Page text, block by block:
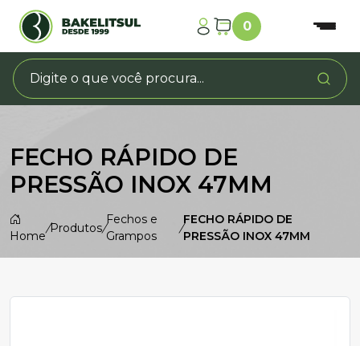
0
FECHO RÁPIDO DE
PRESSÃO INOX 47MM
Home
/Produtos/
Fechos e
Grampos
/
FECHO RÁPIDO DE
PRESSÃO INOX 47MM